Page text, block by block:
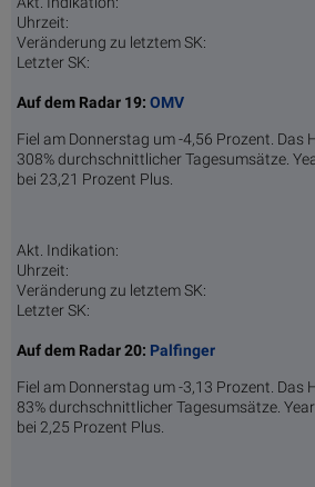
Uhrzeit:
Veränderung zu letztem SK:
Letzter SK:
Auf dem Radar 19: OMV
Fiel am Donnerstag um -4,56 Prozent. Das
308% durchschnittlicher Tagesumsätze.
bei 23,21 Prozent Plus.
Akt. Indikation:
Uhrzeit:
Veränderung zu letztem SK:
Letzter SK:
Auf dem Radar 20: Palfinger
Fiel am Donnerstag um -3,13 Prozent. Das
83% durchschnittlicher Tagesumsätze.
bei 2,25 Prozent Plus.